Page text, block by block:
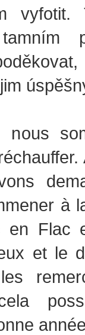
vyfotit.
nous
à
en Flac
et le